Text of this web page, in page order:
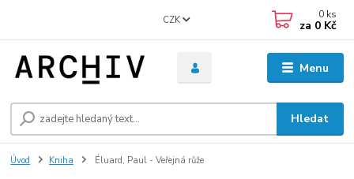
Menu
CZK
Hledat
0 ks
za 0 Kč
Úvod Kniha Éluard, Paul - Veřejná růže